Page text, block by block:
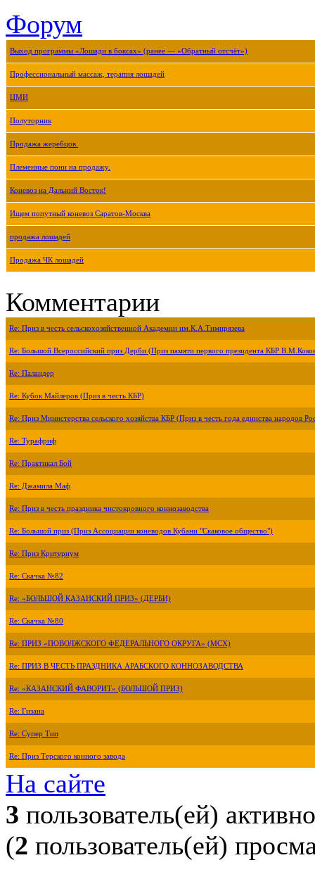
Форум
Выход программы «Лошади в боксах» (ранее — «Обратный отсчёт»)
Профессиональный массаж, терапия лошадей
ЦМИ
Полуторник
Продажа жеребцов.
Племенные пони на продажу.
Коневоз на Дальний Восток!
Ищем попутный коневоз Саратов-Москва
продажа лошадей
Продажа ЧК лошадей
Комментарии
Re: Приз в честь сельскохозяйственной Академии им.К.А.Тимирязева
Re: Большой Всероссийский приз Дерби (Приз памяти первого президента КБР
Re: Паландер
Re: Кубок Майлеров (Приз в честь КБР)
Re: Приз Министерства сельского хозяйства КБР (Приз в честь года единства народов
Re: Турафриф
Re: Практикал Бой
Re: Джамила Маф
Re: Приз в честь праздника чистокровного коннозаводства
Re: Большой приз (Приз Ассоциации коневодов Кубани "Скаковое общество")
Re: Приз Критериум
Re: Скачка №82
Re: «БОЛЬШОЙ КАЗАНСКИЙ ПРИЗ» (ДЕРБИ)
Re: Скачка №80
Re: ПРИЗ «ПОВОЛЖСКОГО ФЕДЕРАЛЬНОГО ОКРУГА» (МСХ)
Re: ПРИЗ В ЧЕСТЬ ПРАЗДНИКА АРАБСКОГО КОННОЗАВОДСТВА
Re: «КАЗАНСКИЙ ФАВОРИТ» (БОЛЬШОЙ ПРИЗ)
Re: Гизана
Re: Супер Тип
Re: Приз Терского конного завода
На сайте
3 пользователь(ей) активно
(2 пользователь(ей)